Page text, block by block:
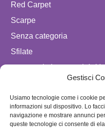
Gestisci
Usiamo tecnologie come i cookie
informazioni sul dispositivo. Lo
navigazione e mostrare annunci
queste tecnologie ci consente di
Red Carpet
Scarpe
Senza categoria
Sfilate
spostare in luxury
Uomo
SEGUICI SU